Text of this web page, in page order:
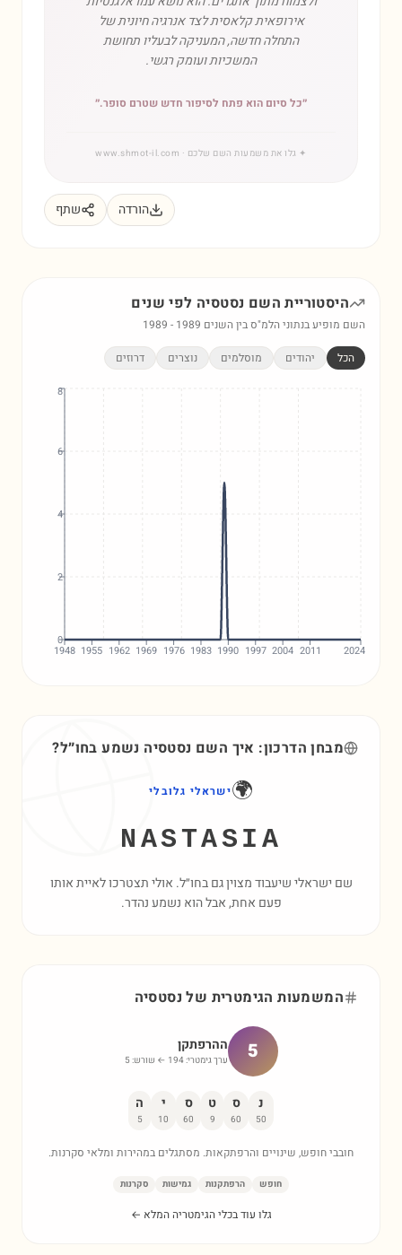
אירופאית קלאסית לצד אנרגיה חיונית של
התחלה חדשה, המעניקה לבעליו תחושת
המשכיות ועומק רגשי.
״כל סיום הוא פתח לסיפור חדש שטרם סופר.״
✦ גלו את משמעות השם שלכם · www.shmot-il.com
הורדה שתף
היסטוריית השם נסטסיה לפי שנים
השם מופיע בנתוני הלמ"ס בין השנים 1989 - 1989
הכל יהודים מוסלמים נוצרים דרוזים
1948 1955 1962 1969 1976 1983 1990 1997 2004 2011 2024
0
2
4
6
8
מבחן הדרכון: איך השם נסטסיה נשמע בחו״ל?
🌍ישראלי גלובלי
NASTASIA
שם ישראלי שיעבוד מצוין גם בחו״ל. אולי תצטרכו לאיית אותו
פעם אחת, אבל הוא נשמע נהדר.
המשמעות הגימטרית של נסטסיה
5 ההרפתקן
ערך גימטרי: 194 ← שורש: 5
נ
50
ס
60
ט
9
ס
60
י
10
ה
5
חובבי חופש, שינויים והרפתקאות. מסתגלים במהירות ומלאי סקרנות.
חופש הרפתקנות גמישות סקרנות
גלו עוד בכלי הגימטריה המלא ←